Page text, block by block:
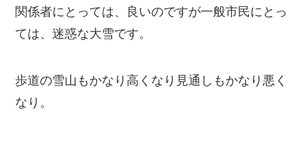
関係者にとっては、良いのですが一般市民にとっ
ては、迷惑な大雪です。
歩道の雪山もかなり高くなり見通しもかなり悪く
なり。